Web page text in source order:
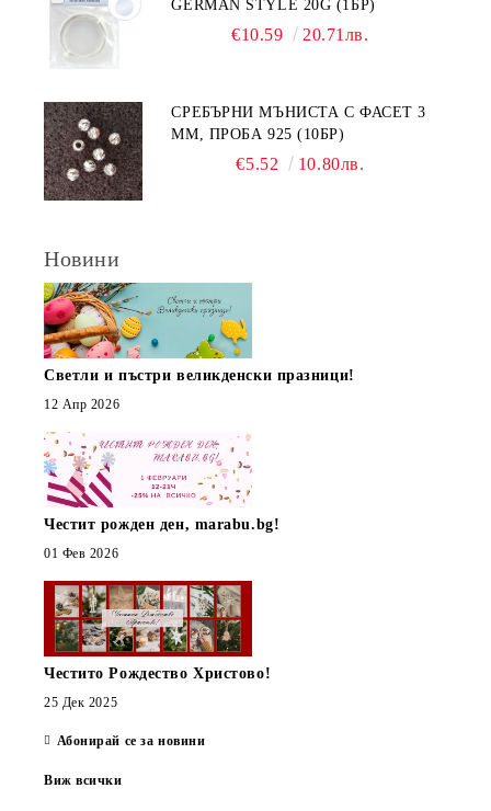
GERMAN STYLE 20G (1БР)
€10.59 20.71лв.
СРЕБЪРНИ МЪНИСТА С ФАСЕТ 3
ММ, ПРОБА 925 (10БР)
€5.52 10.80лв.
Новини
Светли и пъстри великденски празници!
12 Апр 2026
Честит рожден ден, marabu.bg!
01 Фев 2026
Честито Рождество Христово!
25 Дек 2025
Абонирай се за новини
Виж всички